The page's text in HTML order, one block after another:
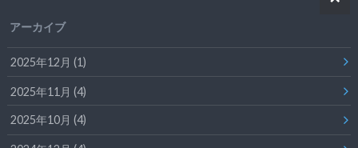
アーカイブ
2025年12月 (1)
2025年11月 (4)
2025年10月 (4)